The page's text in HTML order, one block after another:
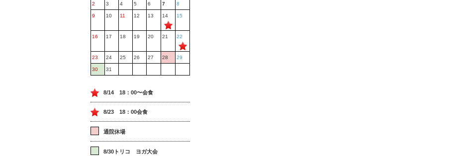
2 3 4 5 6 7 8
9 10 11 12 13 14 15
16 17 18 19 20 21 22
23 24 25 26 27 28 29
30 31
8/14 18：00〜会食
8/23 18：00会食
通院休場
8/30トリコ ヨガ大会